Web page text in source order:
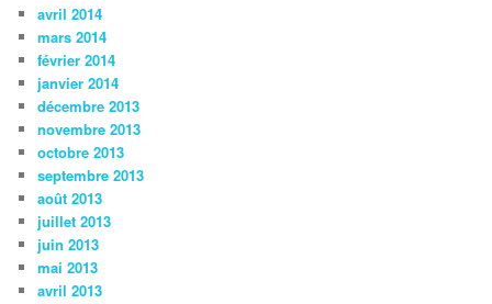
avril 2014
mars 2014
février 2014
janvier 2014
décembre 2013
novembre 2013
octobre 2013
septembre 2013
août 2013
juillet 2013
juin 2013
mai 2013
avril 2013